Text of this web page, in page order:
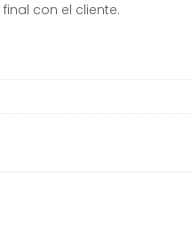
con el cliente.